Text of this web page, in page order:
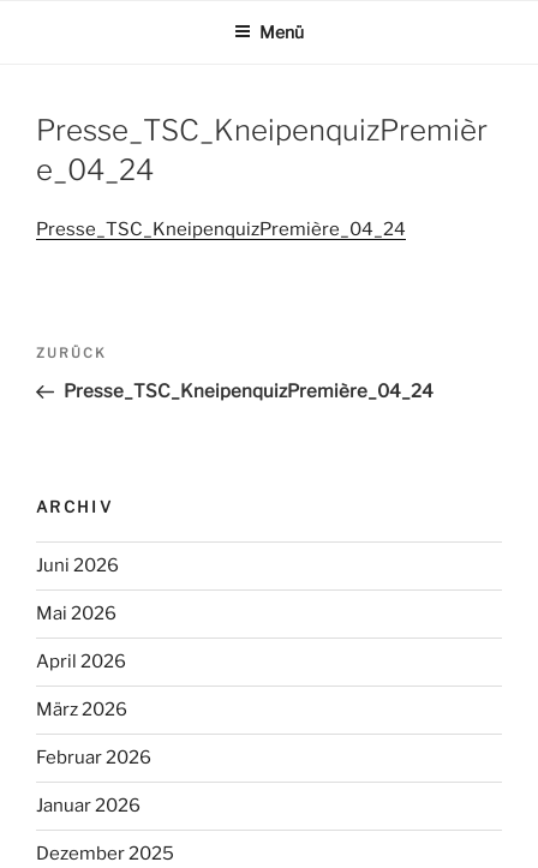
Menü
Presse_TSC_KneipenquizPremièr
e_04_24
Presse_TSC_KneipenquizPremière_04_24
Beitrags-
Vorheriger
Beitrag
ZURÜCK
Presse_TSC_KneipenquizPremière_04_24
ARCHIV
Juni 2026
Mai 2026
April 2026
März 2026
Februar 2026
Januar 2026
Dezember 2025